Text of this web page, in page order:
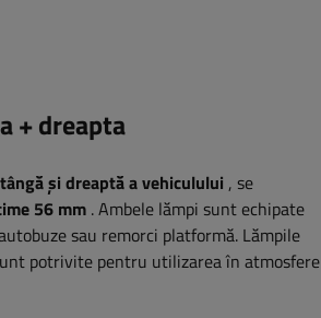
+ dreapta
și dreaptă a vehiculului , se
56 mm . Ambele lămpi sunt echipate
sau remorci platformă. Lămpile
potrivite pentru utilizarea în atmosfere